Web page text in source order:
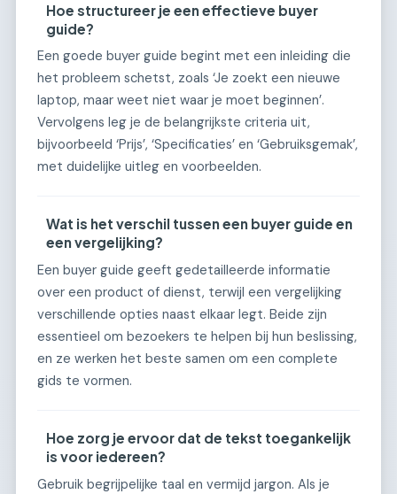
Hoe structureer je een effectieve buyer
guide?
Een goede buyer guide begint met een inleiding die
het probleem schetst, zoals ‘Je zoekt een nieuwe
laptop, maar weet niet waar je moet beginnen’.
Vervolgens leg je de belangrijkste criteria uit,
bijvoorbeeld ‘Prijs’, ‘Specificaties’ en ‘Gebruiksgemak’,
met duidelijke uitleg en voorbeelden.
Wat is het verschil tussen een buyer guide en
een vergelijking?
Een buyer guide geeft gedetailleerde informatie
over een product of dienst, terwijl een vergelijking
verschillende opties naast elkaar legt. Beide zijn
essentieel om bezoekers te helpen bij hun beslissing,
en ze werken het beste samen om een complete
gids te vormen.
Hoe zorg je ervoor dat de tekst toegankelijk
is voor iedereen?
Gebruik begrijpelijke taal en vermijd jargon. Als je